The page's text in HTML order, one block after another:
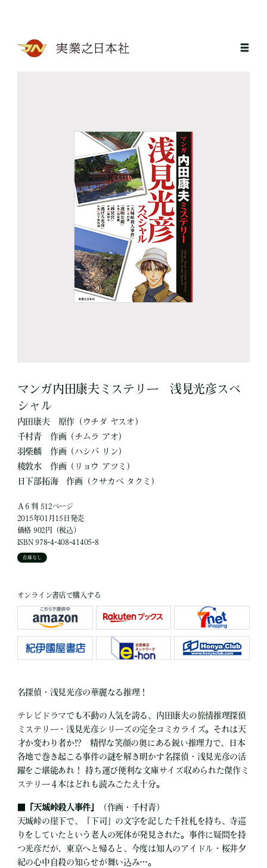
マンガ内田康夫ミステリー 浅見光彦スペ
シャル
内田康夫 原作 （ウチダ ヤスオ）
千村青
作画 （チムラ アオ）
羽柴麟
作画 （ハシバ リン）
稜敦水
作画 （リョウ アツミ）
日下部拓海
作画 （クサカベ タクミ）
Ａ６判 512ページ
2015年01月15日発売
価格 902円（税込）
ISBN 978-4-408-41405-8
在庫なし
オンライン書店で購入する
名探偵・浅見光彦の華麗なる推理！
テレビドラマでも不動の人気を誇る、内田康夫の旅情推理探偵
ミステリー・浅見光彦シリーズの完全コミカライズ。それは天
才か変わり者か!? 精悍な笑顔の奥にある鋭い推理力で、日本
各地で巻き起こる事件の謎を解き明かす名探偵・浅見光彦の活
躍をご堪能あれ！ 持ち運び便利な文庫サイズ収められた傑作ミ
ステリー４本はどれも読みごたえ十分。
『天城峠殺人事件』
（作画・千村青）
天城峠の崖下で、「下司」の文字を記した千社札を持ち、寺巡
りをしていたという老人の死体が発見された。事件に疑問を持
つ光彦だが、東京へと帰ると、今度は知人のアイドル・桜井夕
紀の心中自殺の知らせが舞い込み…。